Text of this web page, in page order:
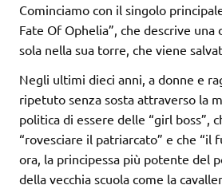
Cominciamo con il singolo
Fate Of Ophelia”, che descrive una
sola nella sua torre, che viene
Negli ultimi dieci anni, a donne e
ripetuto senza sosta attraverso la
politica di essere delle “girl boss”,
“rovesciare il patriarcato” e che “il
ora, la principessa più potente del
della vecchia scuola come la